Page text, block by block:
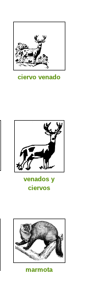
ciervo venado
venados y
ciervos
marmota